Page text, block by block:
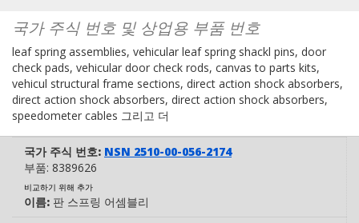
국가 주식 번호 및 상업용 부품 번호
leaf spring assemblies, vehicular leaf spring shackl pins, door
check pads, vehicular door check rods, canvas to parts kits,
vehicul structural frame sections, direct action shock absorbers,
direct action shock absorbers, direct action shock absorbers,
speedometer cables 그리고 더
국가 주식 번호: NSN 2510-00-056-2174
부품: 8389626
비교하기 위해 추가
이름: 판 스프링 어셈블리